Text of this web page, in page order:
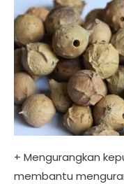
+ Mengurangkan
membantu